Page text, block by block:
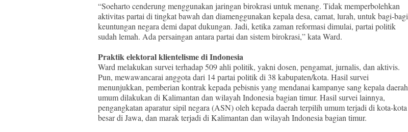
“Soeharto cenderung menggunakan jaringan birokrasi untuk menang. Tidak memperbolehkan
aktivitas partai di tingkat bawah dan diamenggunakan kepala desa, camat, lurah, untuk bagi-bagi
keuntungan negara demi dapat dukungan. Jadi, ketika zaman reformasi dimulai, partai politik
sudah lemah. Ada persaingan antara partai dan sistem birokrasi,” kata Ward.
Praktik elektoral klientelisme di Indonesia
Ward melakukan survei terhadap 509 ahli politik, yakni dosen, pengamat, jurnalis, dan aktivis.
Pun, mewawancarai anggota dari 14 partai politik di 38 kabupaten/kota. Hasil survei
menunjukkan, pemberian kontrak kepada pebisnis yang mendanai kampanye sang kepala daerah
umum dilakukan di Kalimantan dan wilayah Indonesia bagian timur. Hasil survei lainnya,
pengangkatan aparatur sipil negara (ASN) oleh kepada daerah terpilih umum terjadi di kota-kota
besar di Jawa, dan marak terjadi di Kalimantan dan wilayah Indonesia bagian timur.